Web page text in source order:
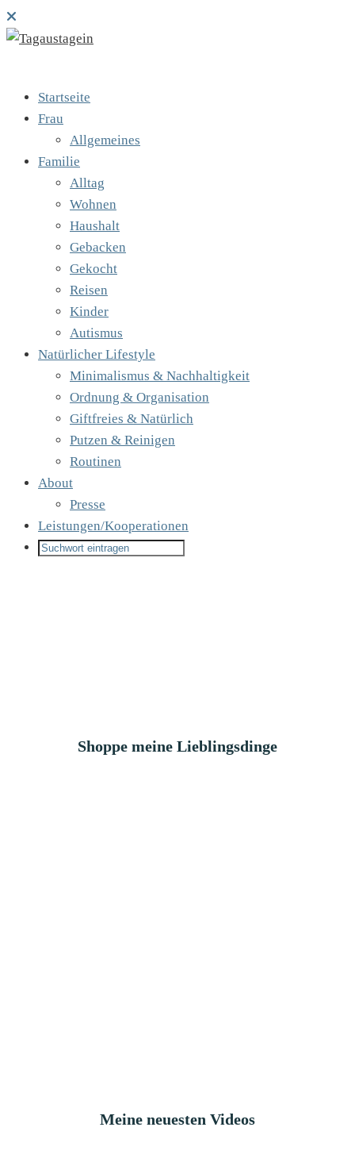
Startseite
Frau
Allgemeines
Familie
Alltag
Wohnen
Haushalt
Gebacken
Gekocht
Reisen
Kinder
Autismus
Natürlicher Lifestyle
Minimalismus & Nachhaltigkeit
Ordnung & Organisation
Giftfreies & Natürlich
Putzen & Reinigen
Routinen
About
Presse
Leistungen/Kooperationen
Shoppe meine Lieblingsdinge
Meine neuesten Videos